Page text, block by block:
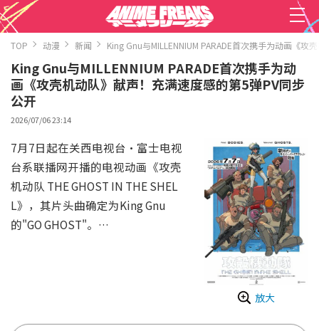
TOP 动漫 新闻 King Gnu与MILLENNIUM PARADE首次携手为动画《
King Gnu与MILLENNIUM PARADE首次携手为动
画《攻壳机动队》献声！充满速度感的第5弹PV同步
公开
2026/07/06 23:14
放大
7月7日起在关西电视台・富士电视
台系联播网开播的电视动画《攻壳
机动队 THE GHOST IN THE SHEL
L》，其片头曲确定为King Gnu
的"GO GHOST"。
曲，堪称史上首次尝试。